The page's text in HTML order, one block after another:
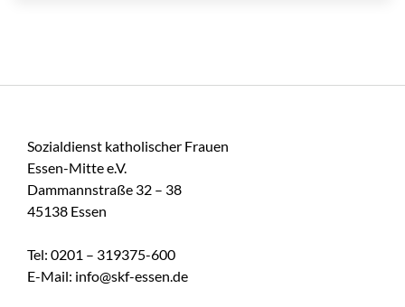
Sozialdienst katholischer Frauen
Essen-Mitte e.V.
Dammannstraße 32 – 38
45138 Essen
Tel: 0201 – 319375-600
E-Mail: info@skf-essen.de